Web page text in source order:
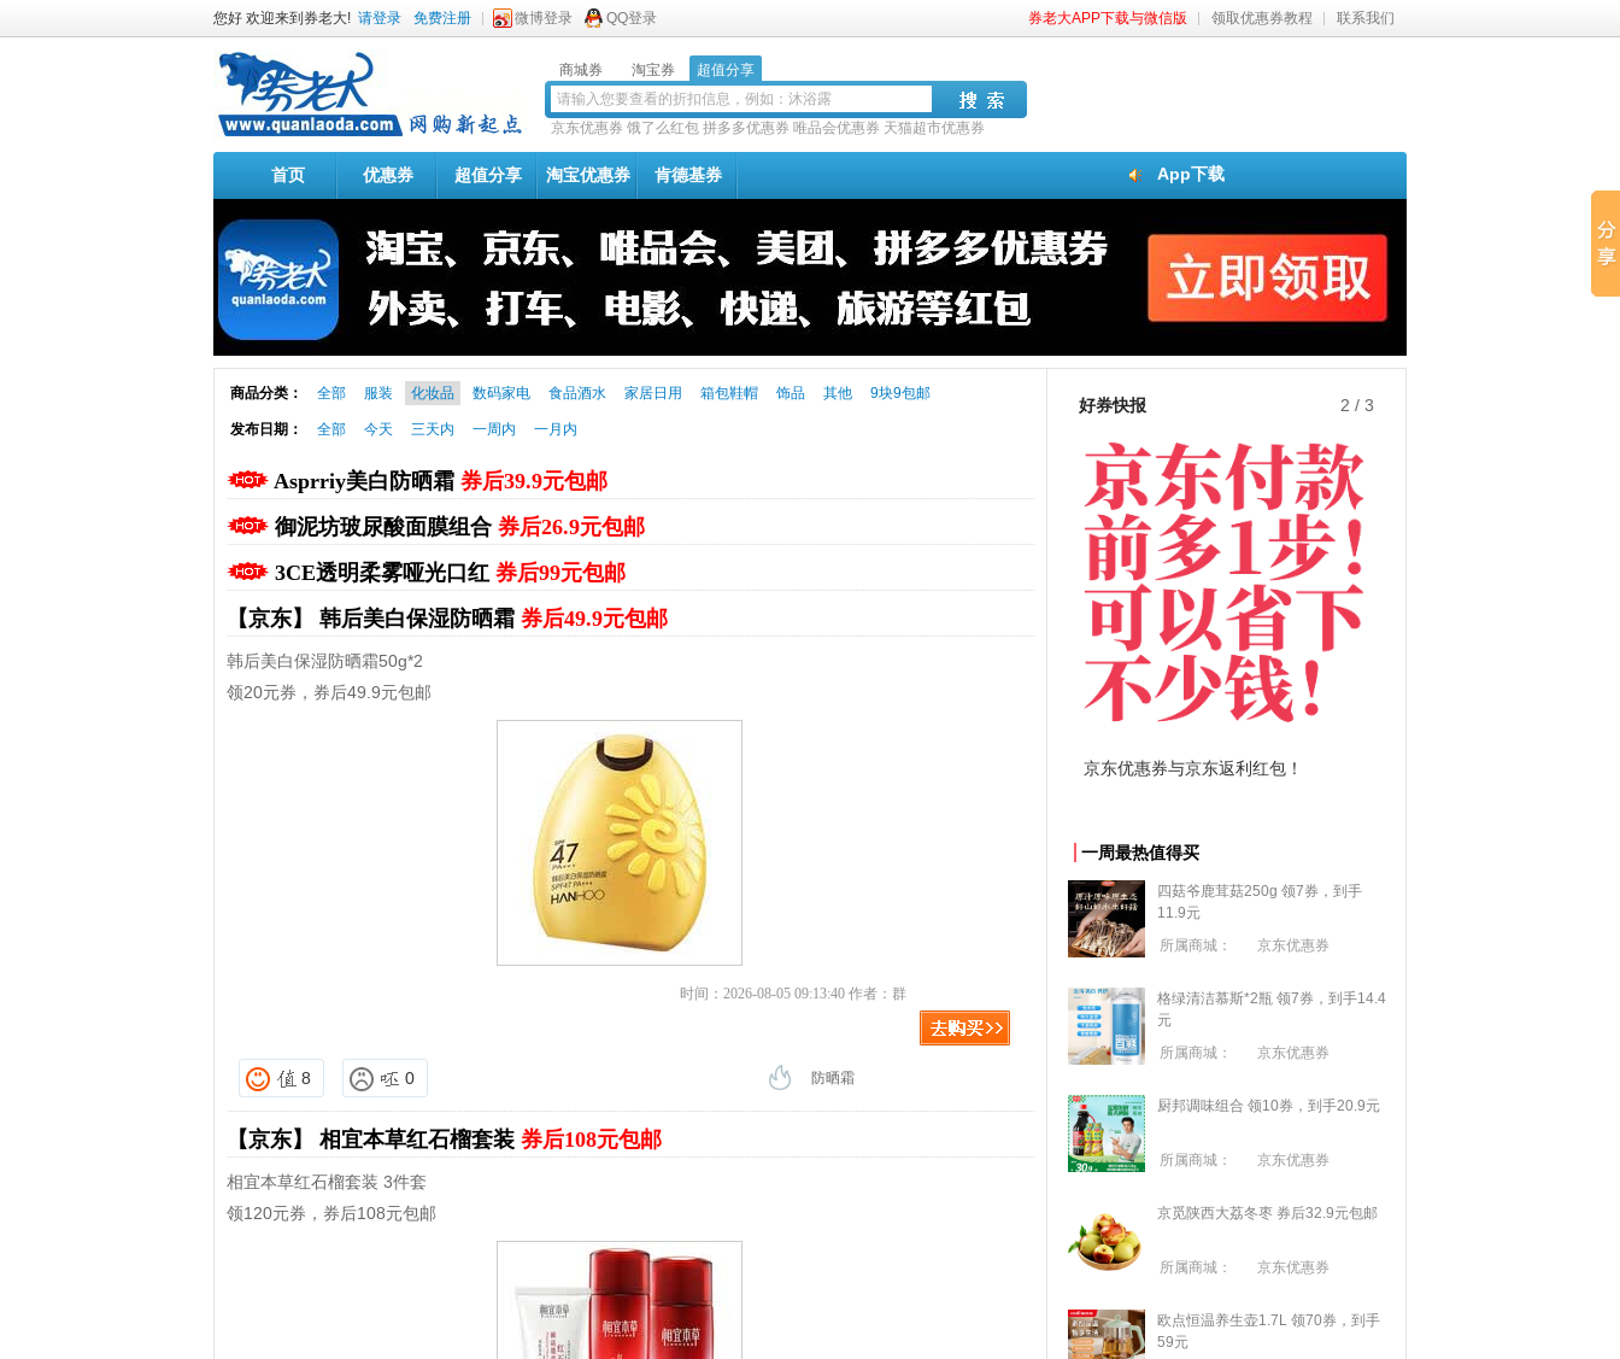
您好 欢迎来到券老大! 请登录 免费注册 微博登录 QQ登录 券老大APP下载与微信版 领取优惠券教程 联系我们
商城券 淘宝券 超值分享
京东优惠券 饿了么红包 拼多多优惠券 唯品会优惠券 天猫超市优惠券
App下载
首页 优惠券 超值分享 淘宝优惠券 肯德基券
商品分类： 全部 服装 化妆品 数码家电 食品酒水 家居日用 箱包鞋帽 饰品 其他 9块9包邮
发布日期： 全部 今天 三天内 一周内 一月内
Asprriy美白防晒霜 券后39.9元包邮
御泥坊玻尿酸面膜组合 券后26.9元包邮
3CE透明柔雾哑光口红 券后99元包邮
【京东】 韩后美白保湿防晒霜 券后49.9元包邮
韩后美白保湿防晒霜50g*2
领20元券，券后49.9元包邮
时间：2026-08-05 09:13:40 作者：群
8 0 防晒霜
【京东】 相宜本草红石榴套装 券后108元包邮
相宜本草红石榴套装 3件套
领120元券，券后108元包邮
好券快报 3 / 3
拼多多优惠券+拼多多返利
一周最热值得买
四菇爷鹿茸菇250g 领7券，到手
11.9元
所属商城：
京东优惠券
格绿清洁慕斯*2瓶 领7券，到手14.4
元
所属商城：
京东优惠券
厨邦调味组合 领10券，到手20.9元
所属商城： 京东优惠券
京觅陕西大荔冬枣 券后32.9元包邮
所属商城： 京东优惠券
欧点恒温养生壶1.7L 领70券，到手
59元